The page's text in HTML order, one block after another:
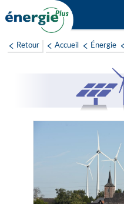
au
Retour Accueil Énergie